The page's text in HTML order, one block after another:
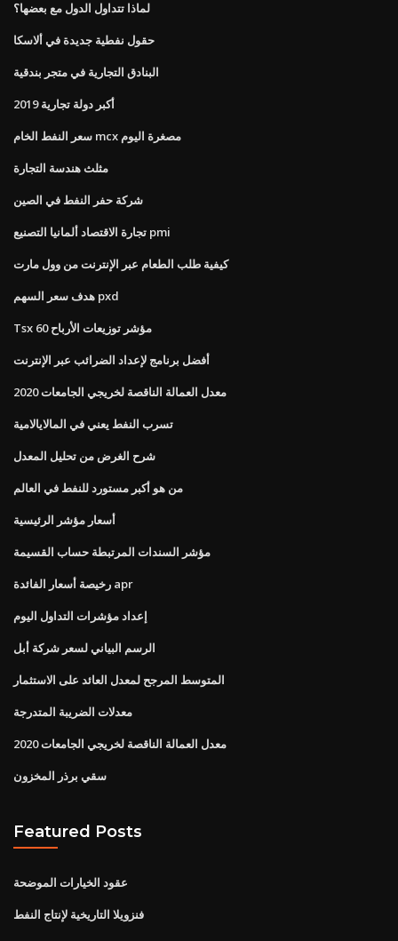
لماذا تتداول الدول مع بعضها؟
حقول نفطية جديدة في ألاسكا
البنادق التجارية في متجر بندقية
أكبر دولة تجارية 2019
سعر النفط الخام mcx مصغرة اليوم
مثلث هندسة التجارة
شركة حفر النفط في الصين
تجارة الاقتصاد ألمانيا التصنيع pmi
كيفية طلب الطعام عبر الإنترنت من وول مارت
هدف سعر السهم pxd
Tsx 60 مؤشر توزيعات الأرباح
أفضل برنامج لإعداد الضرائب عبر الإنترنت
معدل العمالة الناقصة لخريجي الجامعات 2020
تسرب النفط يعني في المالايالامية
شرح الغرض من تحليل المعدل
من هو أكبر مستورد للنفط في العالم
أسعار مؤشر الرئيسية
مؤشر السندات المرتبطة حساب القسيمة
رخيصة أسعار الفائدة apr
إعداد مؤشرات التداول اليوم
الرسم البياني لسعر شركة أبل
المتوسط ​​المرجح لمعدل العائد على الاستثمار
معدلات الضريبة المتدرجة
معدل العمالة الناقصة لخريجي الجامعات 2020
سقي برذر المخزون
Featured Posts
عقود الخيارات الموضحة
فنزويلا التاريخية لإنتاج النفط